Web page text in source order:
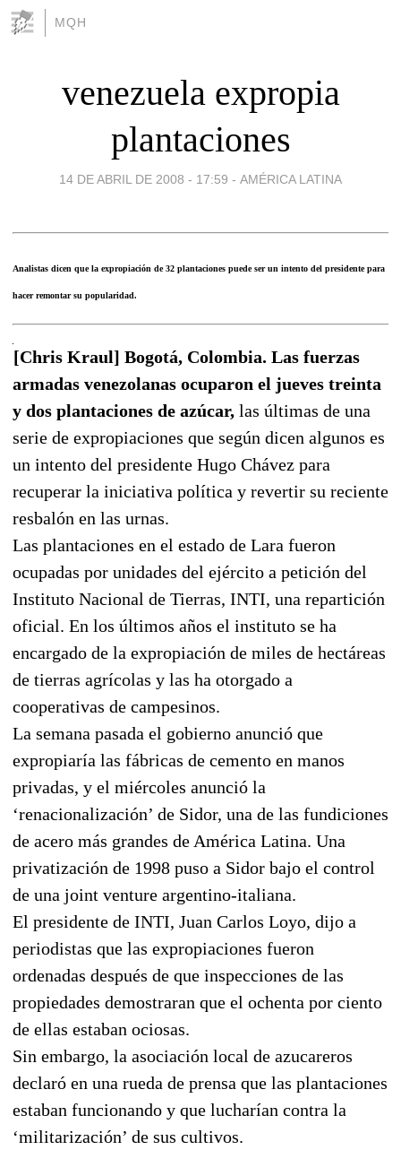
MQH
venezuela expropia
plantaciones
14 DE ABRIL DE 2008 - 17:59 - AMÉRICA LATINA
Analistas dicen que la expropiación de 32 plantaciones puede ser un intento del presidente para
hacer remontar su popularidad.
[Chris Kraul] Bogotá, Colombia. Las fuerzas
armadas venezolanas ocuparon el jueves treinta
y dos plantaciones de azúcar, las últimas de una
serie de expropiaciones que según dicen algunos es
un intento del presidente Hugo Chávez para
recuperar la iniciativa política y revertir su reciente
resbalón en las urnas.
Las plantaciones en el estado de Lara fueron
ocupadas por unidades del ejército a petición del
Instituto Nacional de Tierras, INTI, una repartición
oficial. En los últimos años el instituto se ha
encargado de la expropiación de miles de hectáreas
de tierras agrícolas y las ha otorgado a
cooperativas de campesinos.
La semana pasada el gobierno anunció que
expropiaría las fábricas de cemento en manos
privadas, y el miércoles anunció la
‘renacionalización’ de Sidor, una de las fundiciones
de acero más grandes de América Latina. Una
privatización de 1998 puso a Sidor bajo el control
de una joint venture argentino-italiana.
El presidente de INTI, Juan Carlos Loyo, dijo a
periodistas que las expropiaciones fueron
ordenadas después de que inspecciones de las
propiedades demostraran que el ochenta por ciento
de ellas estaban ociosas.
Sin embargo, la asociación local de azucareros
declaró en una rueda de prensa que las plantaciones
estaban funcionando y que lucharían contra la
‘militarización’ de sus cultivos.